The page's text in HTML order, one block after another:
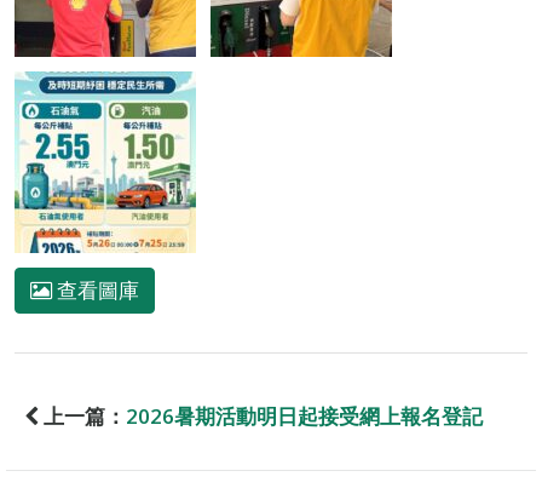
查看圖庫
上一篇： 2026暑期活動明日起接受網上報名登記